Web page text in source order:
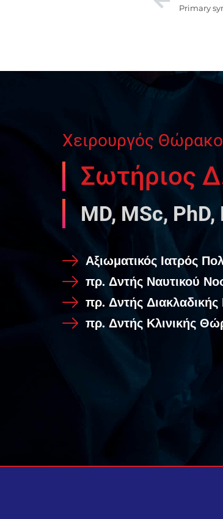
Χειρουργός
Σωτήριος
MD, MSc, PhD,
Αξιωματικός Ιατρός
πρ. Δντής Ναυτικού
πρ. Δντής Διακλαδικής
πρ. Δντής Κλινικής